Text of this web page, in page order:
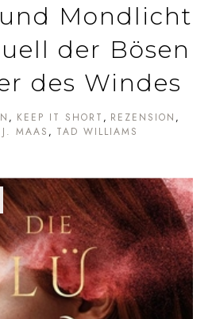
Mondlicht
der Bösen
des Windes
KEEP IT SHORT
REZENSION
MAAS
TAD WILLIAMS